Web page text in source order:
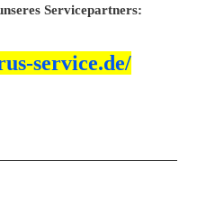
Servicepartners:
service.de/